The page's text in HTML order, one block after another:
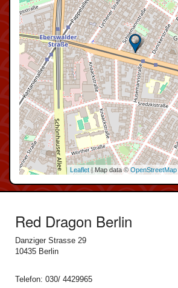
Leaflet| Map data ©OpenStreetMap
Red Dragon Berlin
Danziger Strasse 29
10435 Berlin
Telefon: 030/ 4429965